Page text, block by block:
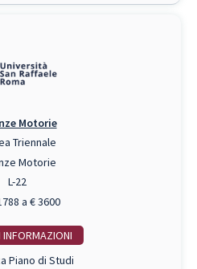
Motorie
Triennale
Motorie
L-22
a € 3600
INFO
Piano di Studi